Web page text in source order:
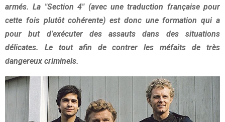
armés. La "Section 4" (avec une traduction française pour
cette fois plutôt cohérente) est donc une formation qui a
pour but d'exécuter des assauts dans des situations
délicates. Le tout afin de contrer les méfaits de très
dangereux criminels.